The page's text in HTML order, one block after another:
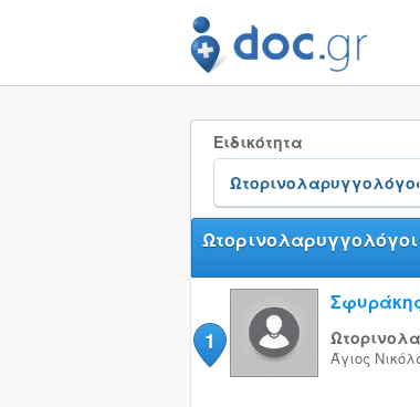
Ειδικότητα
1
Άγιος